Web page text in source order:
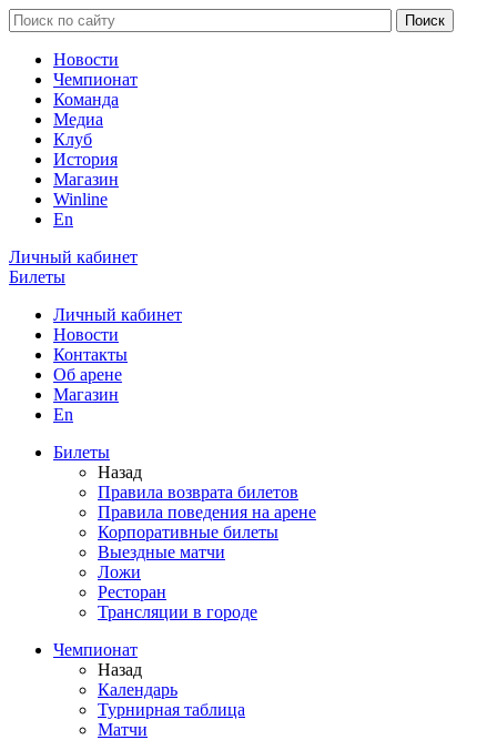
Новости
Чемпионат
Команда
Медиа
Клуб
История
Магазин
Winline
En
Личный кабинет
Билеты
Личный кабинет
Новости
Контакты
Об арене
Магазин
En
Билеты
Назад
Правила возврата билетов
Правила поведения на арене
Корпоративные билеты
Выездные матчи
Ложи
Ресторан
Трансляции в городе
Чемпионат
Назад
Календарь
Турнирная таблица
Матчи